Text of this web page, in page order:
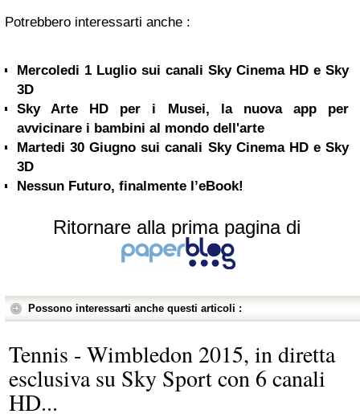
Potrebbero interessarti anche :
Mercoledi 1 Luglio sui canali Sky Cinema HD e Sky
3D
Sky Arte HD per i Musei, la nuova app per
avvicinare i bambini al mondo dell'arte
Martedi 30 Giugno sui canali Sky Cinema HD e Sky
3D
Nessun Futuro, finalmente l’eBook!
Ritornare alla prima pagina di
Possono interessarti anche questi articoli :
Tennis - Wimbledon 2015, in diretta
esclusiva su Sky Sport con 6 canali
HD...